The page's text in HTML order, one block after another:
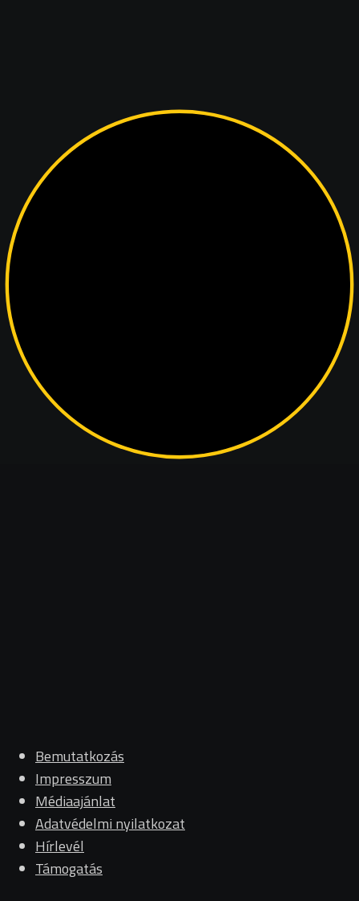
Bemutatkozás
Impresszum
Médiaajánlat
Adatvédelmi nyilatkozat
Hírlevél
Támogatás